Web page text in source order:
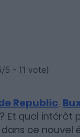
5 - (1 vote)
Republic,
Et quel intérêt
ce nouvel